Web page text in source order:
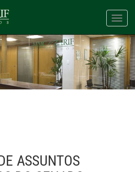
ASSUNTOS